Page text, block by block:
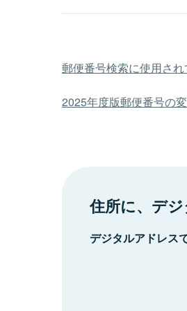
郵便番号検索に使用さ
2025年度版郵便番号の
住所に、デジ
デジタルアドレス